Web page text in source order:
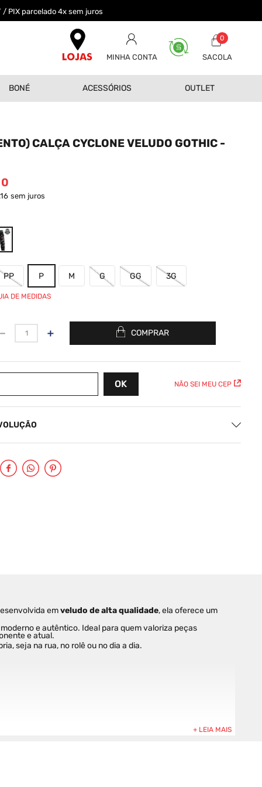
PIX parcelado 4x sem juros
MINHA CONTA
0
BONÉ ACESSÓRIOS OUTLET
CALÇA CYCLONE VELUDO GOTHIC -
sem juros
PP P M G GG 3G
DE MEDIDAS
＋
－ COMPRAR
NÃO SEI MEU CEP
em veludo de alta qualidade, ela oferece um
e autêntico. Ideal para quem valoriza peças
e atual.
seja na rua, no rolê ou no dia a dia.